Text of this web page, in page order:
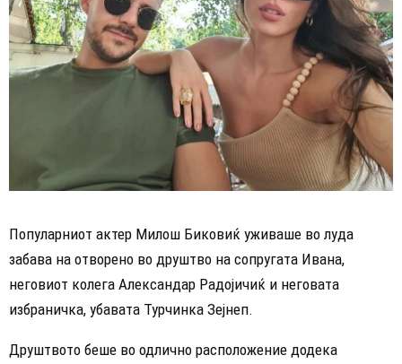
Популарниот актер Милош Биковиќ уживаше во луда
забава на отворено во друштво на сопругата Ивана,
неговиот колега Александар Радојичиќ и неговата
избраничка, убавата Турчинка Зејнеп.
Друштвото беше во одлично расположение додека